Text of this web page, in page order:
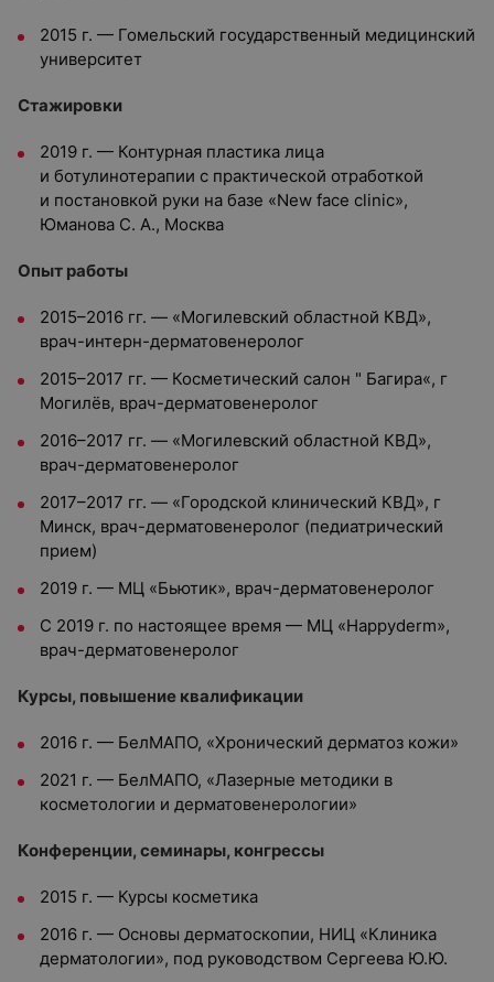
2015 г. — Гомельский государственный медицинский
университет
Стажировки
2019 г. — Контурная пластика лица
и ботулинотерапии с практической отработкой
и постановкой руки на базе «New face clinic»,
Юманова С. А., Москва
Опыт работы
2015–2016 гг. — «Могилевский областной КВД»,
врач-интерн-дерматовенеролог
2015–2017 гг. — Косметический салон " Багира«, г
Могилёв, врач-дерматовенеролог
2016–2017 гг. — «Могилевский областной КВД»,
врач-дерматовенеролог
2017–2017 гг. — «Городской клинический КВД», г
Минск, врач-дерматовенеролог (педиатрический
прием)
2019 г. — МЦ «Бьютик», врач-дерматовенеролог
С 2019 г. по настоящее время — МЦ «Happyderm»,
врач-дерматовенеролог
Курсы, повышение квалификации
2016 г. — БелМАПО, «Хронический дерматоз кожи»
2021 г. — БелМАПО, «Лазерные методики в
косметологии и дерматовенерологии»
Конференции, семинары, конгрессы
2015 г. — Курсы косметика
2016 г. — Основы дерматоскопии, НИЦ «Клиника
дерматологии», под руководством Сергеева Ю.Ю.